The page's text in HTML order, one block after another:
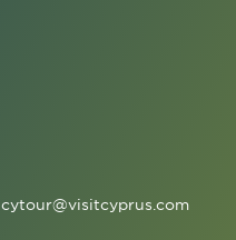
cytour@visitcyprus.com